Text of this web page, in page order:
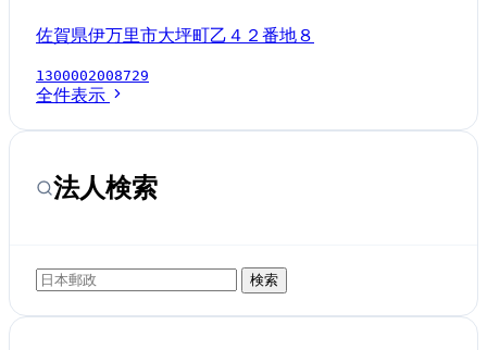
佐賀県伊万里市大坪町乙４２番地８
1300002008729
全件表示
法人検索
検索